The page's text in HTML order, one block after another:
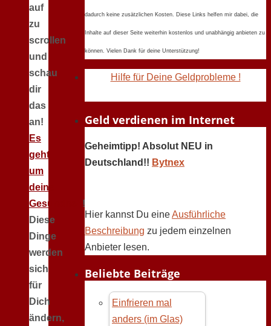
auf
zu
scrollen
und
schau
dir
das
an!
Es
geht
um
deine
Gesundheit !
Diese
Dinge
werden
sich
für
Dich
ändern,
dadurch keine zusätzlichen Kosten. Diese Links helfen mir dabei, die
Inhalte auf dieser Seite weiterhin kostenlos und unabhängig anbieten zu
können. Vielen Dank für deine Unterstützung!
Hilfe für Deine Geldprobleme !
Geld verdienen im Internet
Geheimtipp! Absolut NEU in
Deutschland!! Bytnex
Hier kannst Du eineAusführliche
Beschreibung zu jedem einzelnen
Anbieter lesen.
Beliebte Beiträge
Einfrieren mal
anders (im Glas)